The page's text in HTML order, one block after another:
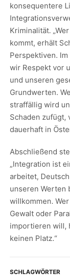
konsequentere
Kriminalität.
kommt, erhält
Perspektiven.
wir Respekt vor
und unseren
Grundwerten.
straffällig wird
Schaden zufügt,
dauerhaft in
Abschließend
„Integration ist
arbeitet,
unseren Werten
willkommen.
Gewalt oder
importieren will,
keinen Platz.“
SCHLAGWÖRTER